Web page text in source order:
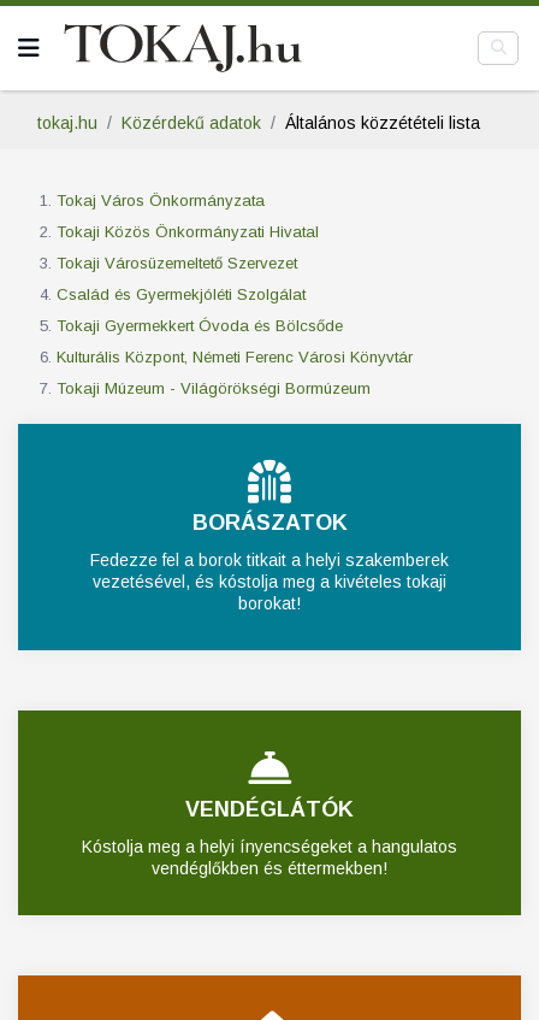
tokaj.hu Közérdekű adatok Általános közzétételi lista
Tokaj Város Önkormányzata
Tokaji Közös Önkormányzati Hivatal
Tokaji Városüzemeltető Szervezet
Család és Gyermekjóléti Szolgálat
Tokaji Gyermekkert Óvoda és Bölcsőde
Kulturális Központ, Németi Ferenc Városi Könyvtár
Tokaji Múzeum - Világörökségi Bormúzeum
BORÁSZATOK
Fedezze fel a borok titkait a helyi szakemberek
vezetésével, és kóstolja meg a kivételes tokaji
borokat!
VENDÉGLÁTÓK
Kóstolja meg a helyi ínyencségeket a hangulatos
vendéglőkben és éttermekben!